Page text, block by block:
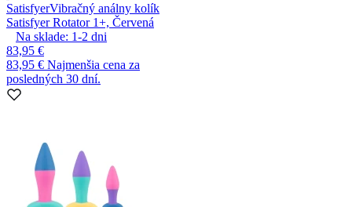
SatisfyerVibračný análny kolík
Satisfyer Rotator 1+, Červená
Na sklade: 1-2 dni
83,95 €
83,95 € Najmenšia cena za
posledných 30 dní.